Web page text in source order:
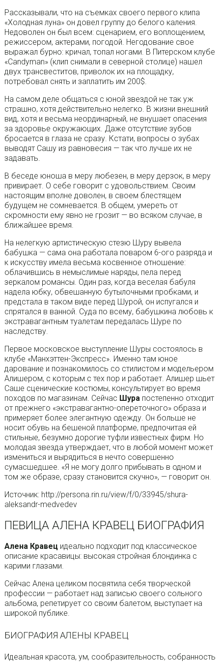
Рассказывали, что на съемках своего первого клипа
«Холодная луна» он довел группу до белого каления.
Недоволен он был всем: сценарием, его воплощением,
режиссером, актерами, погодой. Негодование свое
выражал бурно: кричал, топал ногами. В Питерском клубе
«Candyman» (клип снимали в северной столице) нашел
двух трансвеститов, приволок их на площадку,
потребовал снять и заплатить им 200$.
На самом деле общаться с юной звездой не так уж
страшно, хотя действительно нелегко. В жизни внешний
вид, хотя и весьма неординарный, не внушает опасения
за здоровье окружающих. Даже отсутствие зубов
бросается в глаза не сразу. Кстати, вопросы о зубах
выводят Сашу из равновесия — так что лучше их не
задавать.
В беседе юноша в меру любезен, в меру дерзок, в меру
привирает. О себе говорит с удовольствием. Своим
настоящим вполне доволен, в своем блестящем
будущем не сомневается. В общем, умереть от
скромности ему явно не грозит — во всяком случае, в
ближайшее время.
На нелегкую артистическую стезю Шуру вывела
бабушка — сама она работала поваром 6-ого разряда и
к искусству имела весьма косвенное отношение:
облачившись в немыслимые наряды, пела перед
зеркалом романсы. Один раз, когда веселая бабуля
надела юбку, обвешанную бутылочными пробками, и
предстала в таком виде перед Шурой, он испугался и
спрятался в ванной. Суда по всему, бабушкина любовь к
экстравагантным туалетам передалась Шуре по
наследству.
Первое московское выступление Шуры состоялось в
клубе «Манхэттен-Экспресс». Именно там юное
дарование и познакомилось со стилистом и модельером
Алишером, с которым с тех пор и работает. Алишер шьет
Саше сценические костюмы, консультирует во время
походов по магазинам. Сейчас Шура постепенно отходит
от прежнего «экстравагантно-опереточного» образа и
примеряет более элегантную одежду. Он больше не
носит обувь на бешеной платформе, предпочитая ей
стильные, безумно дорогие туфли известных фирм. Но
молодая звезда утверждает, что в любой момент может
измениться и вырядиться в нечто совершенно
сумасшедшее. «Я не могу долго прибывать в одном и
том же образе, сразу становится скучно», — говорит он.
Источник: http://persona.rin.ru/view/f/0/33945/shura-
aleksandr-medvedev
ПЕВИЦА АЛЕНА КРАВЕЦ БИОГРАФИЯ
Алена Кравецидеально подходит под классическое
описание красавицы: высокая стройная блондинка с
карими глазами.
Сейчас Алена целиком посвятила себя творческой
профессии — работает над записью своего сольного
альбома, репетирует со своим балетом, выступает на
широкой публике.
БИОГРАФИЯ АЛЕНЫ КРАВЕЦ
Идеальная красота, ум, сообразительность, собранность